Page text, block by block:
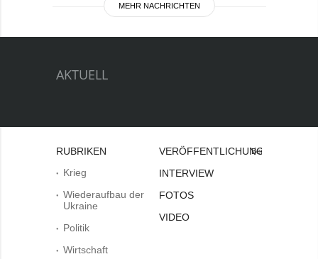
MEHR NACHRICHTEN
AKTUELL
RUBRIKEN
Krieg
Wiederaufbau der
Ukraine
Politik
Wirtschaft
VERÖFFENTLICHUNGEN
INTERVIEW
FOTOS
VIDEO
Bei